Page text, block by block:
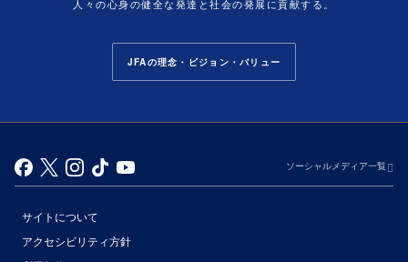
人々の心身の健全な発達と社会の発展に貢献する。
JFAの理念・ビジョン・バリュー
ソーシャルメディア一覧
サイトについて
アクセシビリティ方針